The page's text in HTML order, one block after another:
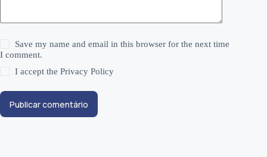
Save my name and email in this browser for the next time
I comment.
I accept thePrivacy Policy
Publicar comentário